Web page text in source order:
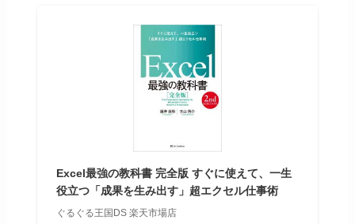
Excel最強の教科書 完全版 すぐに使えて、一生
役立つ「成果を生み出す」超エクセル仕事術
ぐるぐる王国DS 楽天市場店